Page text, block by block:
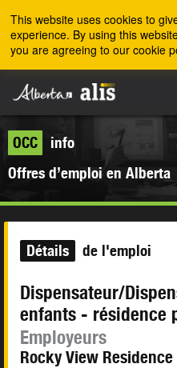
This website uses cookies to
experience. By using this
you are agreeing to our cookie
OCC
info
Offres d’emploi en Alberta
Détails de l'emploi
Dispensateur/
enfants - résidence
Employeurs
Rocky View Residence